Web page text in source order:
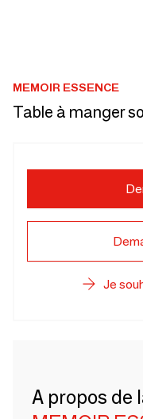
MEMOIR ESSENCE
Table à manger
Je
A propos de